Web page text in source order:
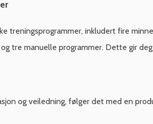
treningsprogrammer, inkludert fire
tre manuelle programmer. Dette gir
og veiledning, følger det med en